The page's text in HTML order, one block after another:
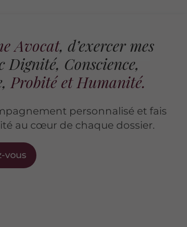
Avocat, d’exercer mes
Dignité, Conscience,
Probité et Humanité.
personnalisé et fais
au cœur de chaque dossier.
vous